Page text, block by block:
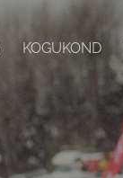
KOGUKOND